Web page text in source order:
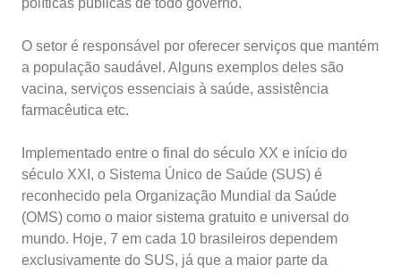
políticas públicas de todo governo.
O setor é responsável por oferecer serviços que mantém
a população saudável. Alguns exemplos deles são
vacina, serviços essenciais à saúde, assistência
farmacêutica etc.
Implementado entre o final do século XX e início do
século XXI, o Sistema Único de Saúde (SUS) é
reconhecido pela Organização Mundial da Saúde
(OMS) como o maior sistema gratuito e universal do
mundo. Hoje, 7 em cada 10 brasileiros dependem
exclusivamente do SUS, já que a maior parte da